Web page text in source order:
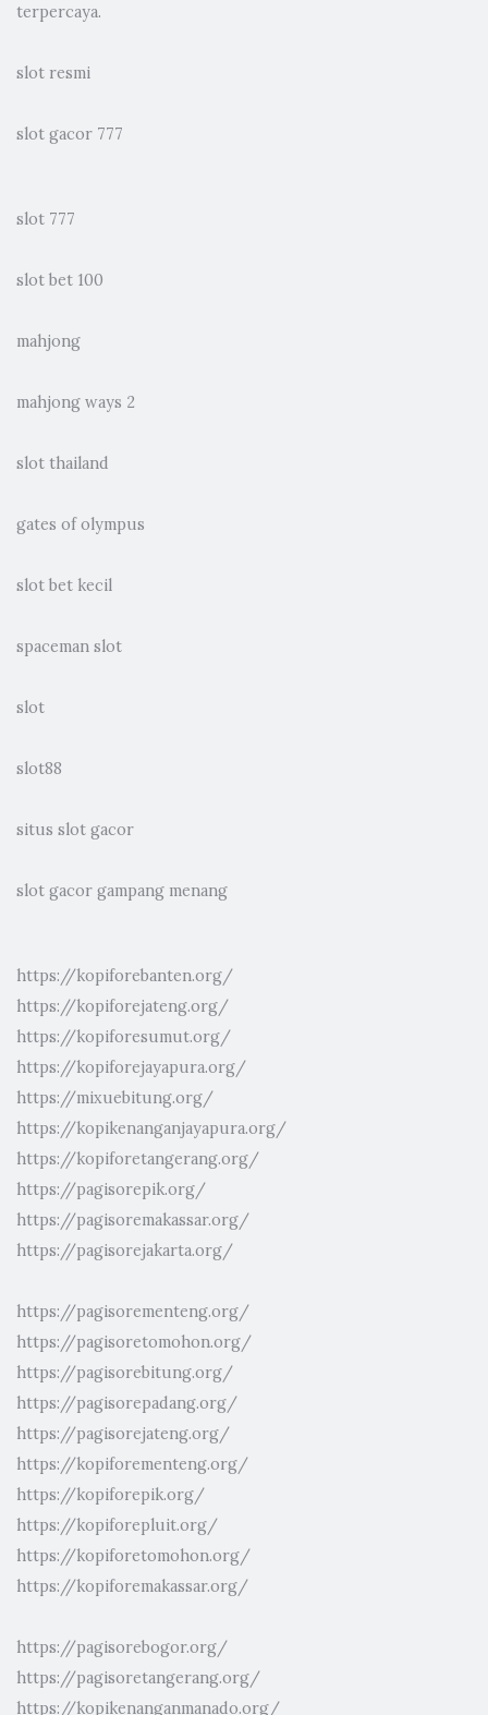
terpercaya.
slot resmi
slot gacor 777
slot 777
slot bet 100
mahjong
mahjong ways 2
slot thailand
gates of olympus
slot bet kecil
spaceman slot
slot
slot88
situs slot gacor
slot gacor gampang menang
https://kopiforebanten.org/
https://kopiforejateng.org/
https://kopiforesumut.org/
https://kopiforejayapura.org/
https://mixuebitung.org/
https://kopikenanganjayapura.org/
https://kopiforetangerang.org/
https://pagisorepik.org/
https://pagisoremakassar.org/
https://pagisorejakarta.org/
https://pagisorementeng.org/
https://pagisoretomohon.org/
https://pagisorebitung.org/
https://pagisorepadang.org/
https://pagisorejateng.org/
https://kopiforementeng.org/
https://kopiforepik.org/
https://kopiforepluit.org/
https://kopiforetomohon.org/
https://kopiforemakassar.org/
https://pagisorebogor.org/
https://pagisoretangerang.org/
https://kopikenanganmanado.org/